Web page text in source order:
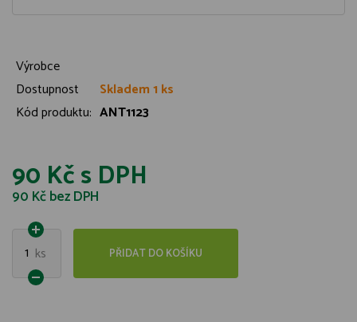
Výrobce
Dostupnost
Skladem 1 ks
Kód produktu: ANT1123
90 Kčs DPH
90 Kčbez DPH
1 ks PŘIDAT DO KOŠÍKU